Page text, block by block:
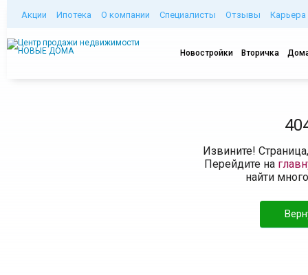
Акции Ипотека О компании Специалисты Отзывы Карьера
Новостройки Вторичка
Извините!
Перейдите на
найти